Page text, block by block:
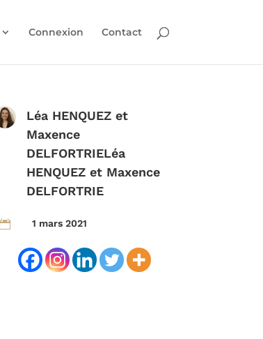
Connexion Contact
Léa HENQUEZ et
Maxence
DELFORTRIELéa
HENQUEZ et Maxence
DELFORTRIE
 1 mars 2021